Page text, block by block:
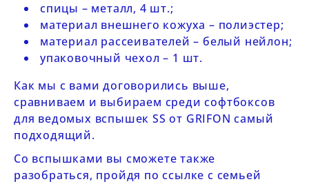
спицы – металл, 4 шт.;
материал внешнего кожуха – полиэстер;
материал рассеивателей – белый нейлон;
упаковочный чехол – 1 шт.
Как мы с вами договорились выше,
сравниваем и выбираем средисофтбоксов
для ведомых вспышек SS от GRIFON самый
подходящий.
Со вспышками вы сможете также
разобраться, пройдя по ссылке с семьей